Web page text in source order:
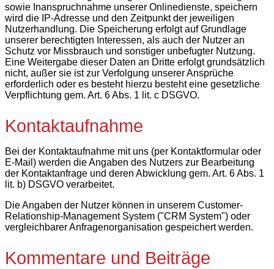
sowie Inanspruchnahme unserer Onlinedienste, speichern
wird die IP-Adresse und den Zeitpunkt der jeweiligen
Nutzerhandlung. Die Speicherung erfolgt auf Grundlage
unserer berechtigten Interessen, als auch der Nutzer an
Schutz vor Missbrauch und sonstiger unbefugter Nutzung.
Eine Weitergabe dieser Daten an Dritte erfolgt grundsätzlich
nicht, außer sie ist zur Verfolgung unserer Ansprüche
erforderlich oder es besteht hierzu besteht eine gesetzliche
Verpflichtung gem. Art. 6 Abs. 1 lit. c DSGVO.
Kontaktaufnahme
Bei der Kontaktaufnahme mit uns (per Kontaktformular oder
E-Mail) werden die Angaben des Nutzers zur Bearbeitung
der Kontaktanfrage und deren Abwicklung gem. Art. 6 Abs. 1
lit. b) DSGVO verarbeitet.
Die Angaben der Nutzer können in unserem Customer-
Relationship-Management System ("CRM System") oder
vergleichbarer Anfragenorganisation gespeichert werden.
Kommentare und Beiträge